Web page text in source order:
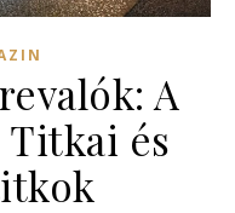
A
Titkai és